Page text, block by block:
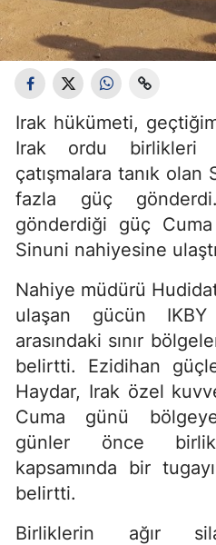
Irak hükümeti,
Irak ordu birlikleri
çatışmalara tanık olan
fazla güç
gönderdiği güç
Sinuni nahiyesine
Nahiye müdürü
ulaşan gücün
arasındaki sınır
belirtti. Ezidihan
Haydar, Irak özel
Cuma günü bölgeye
günler önce
kapsamında bir
belirtti.
Birliklerin ağır